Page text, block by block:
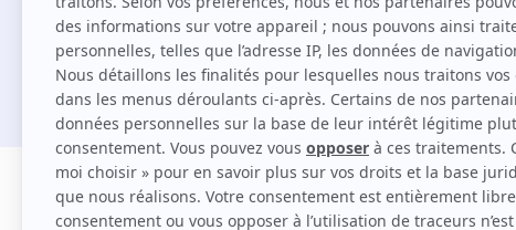
Filtres Appartement Maison